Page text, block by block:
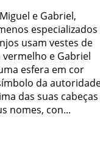
e Gabriel,
especializados
usam vestes de
e Gabriel
esfera em cor
da
das suas cabeças
nomes, con...